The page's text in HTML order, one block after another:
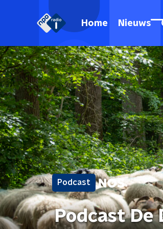
Home Nieuws
Podcast
Podcast De